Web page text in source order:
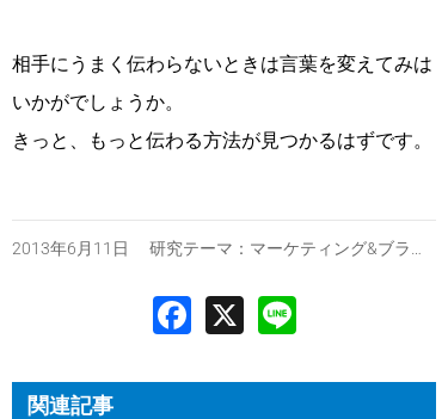
相手にうまく伝わらないときは言葉を変えてみは
いかがでしょうか。
きっと、もっと伝わる方法が見つかるはずです。
2013年6月11日 研究テーマ： マーケティング&ブランディング
関連記事